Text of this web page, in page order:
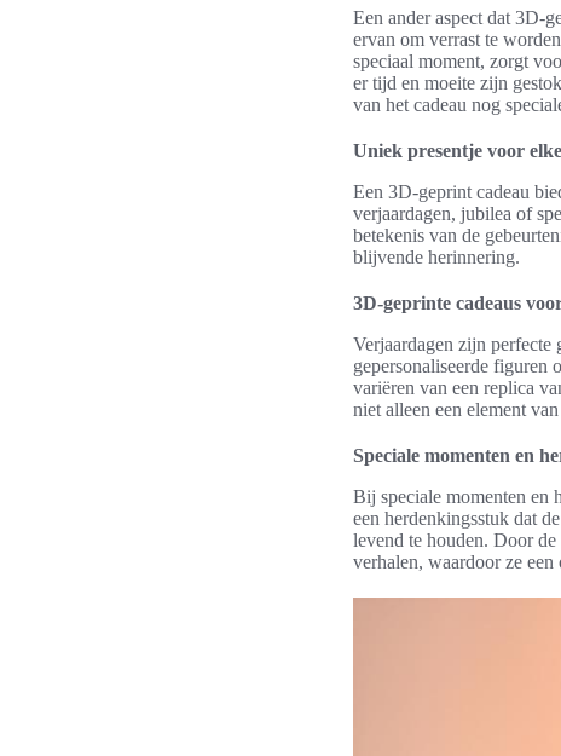
Een ander aspect dat 3D-
ervan om verrast te
speciaal moment, zorgt
er tijd en moeite zijn
van het cadeau nog
Uniek presentje voor
Een 3D-geprint cadeau
verjaardagen, jubilea of
betekenis van de
blijvende herinnering.
3D-geprinte cadeaus
Verjaardagen zijn perfecte
gepersonaliseerde figuren
variëren van een replica
niet alleen een element
Speciale momenten en
Bij speciale momenten en
een herdenkingsstuk dat
levend te houden. Door
verhalen, waardoor ze